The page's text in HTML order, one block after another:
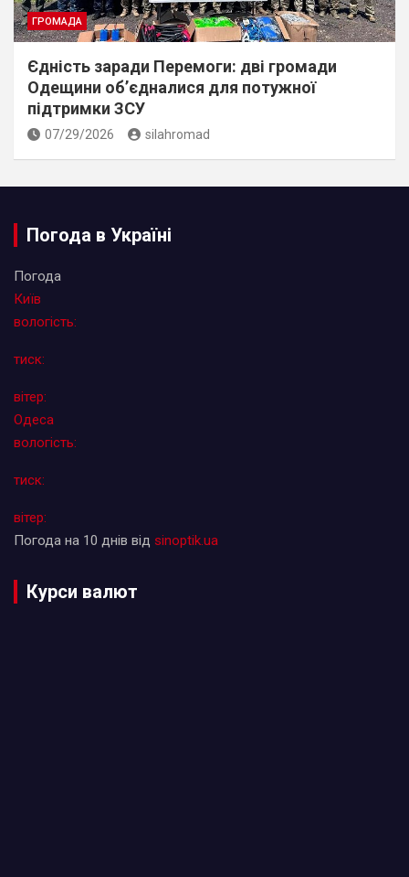
ГРОМАДА
Єдність заради Перемоги: дві громади
Одещини об’єдналися для потужної
підтримки ЗСУ
07/29/2026 silahromad
Погода в Україні
Погода
Київ
вологість:
тиск:
вітер:
Одеса
вологість:
тиск:
вітер:
Погода на 10 днів від sinoptik.ua
Курси валют